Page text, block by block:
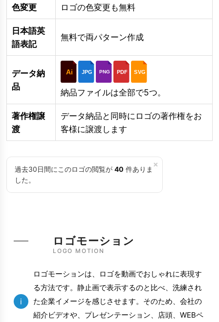
色変更 ロゴの色変更も無料
日本語英
語表記
無料で両パターン作成
データ納
品
Ai JPG PNG PDF SVG
納品ファイルは全部で5つ。
著作権譲
渡
データ納品と同時にロゴの著作権をお
客様に譲渡します
×
過去30日間にこのロゴの閲覧が 40 件ありま
した。
LOGO MOTION
ロゴモーション
i
ロゴモーションは、ロゴを動画でおしゃれに表現す
る方法です。静止画で表示するのと比べ、洗練され
た企業イメージを感じさせます。そのため、会社の
紹介ビデオや、プレゼンテーション、店頭、WEBペ